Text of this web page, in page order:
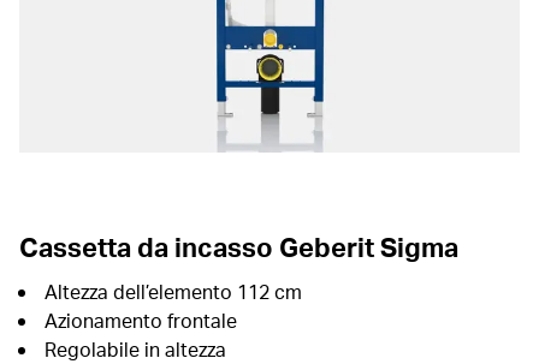
Cassetta da incasso Geberit Sigma
Altezza dell’elemento 112 cm
Azionamento frontale
Regolabile in altezza